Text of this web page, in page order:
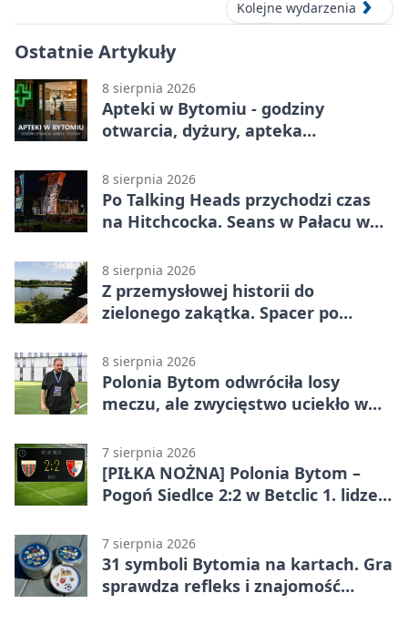
Kolejne wydarzenia
Ostatnie Artykuły
8 sierpnia 2026
Apteki w Bytomiu - godziny
otwarcia, dyżury, apteka
8 sierpnia 2026
Po Talking Heads przychodzi czas
na Hitchcocka. Seans w Pałacu w
8 sierpnia 2026
Z przemysłowej historii do
zielonego zakątka. Spacer po
8 sierpnia 2026
Polonia Bytom odwróciła losy
meczu, ale zwycięstwo uciekło w
7 sierpnia 2026
[PIŁKA NOŻNA] Polonia Bytom –
Pogoń Siedlce 2:2 w Betclic 1. lidze.
ale stracili zwycięstwo
7 sierpnia 2026
31 symboli Bytomia na kartach. Gra
sprawdza refleks i znajomość